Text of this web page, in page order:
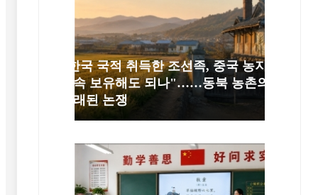
"한국 국적 취득한 조선족, 중국 농지
계속 보유해도 되나"……동북 농촌의
오래된 논쟁